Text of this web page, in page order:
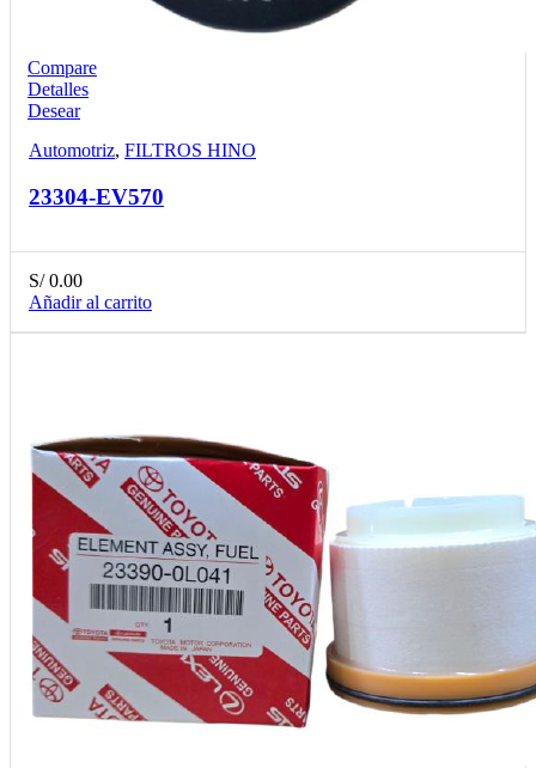
Compare
Detalles
Desear
Automotriz, FILTROS HINO
23304-EV570
S/0.00
Añadir al carrito